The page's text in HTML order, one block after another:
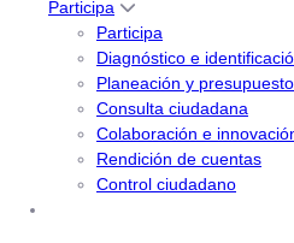
Participa
Participa
Diagnóstico e
Planeación y
Consulta ciudadana
Colaboración e
Rendición de cuentas
Control ciudadano